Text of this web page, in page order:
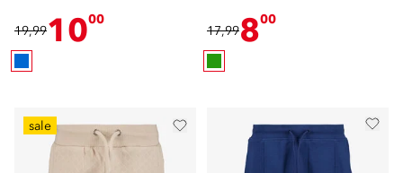
19,991000
17,99800
sale